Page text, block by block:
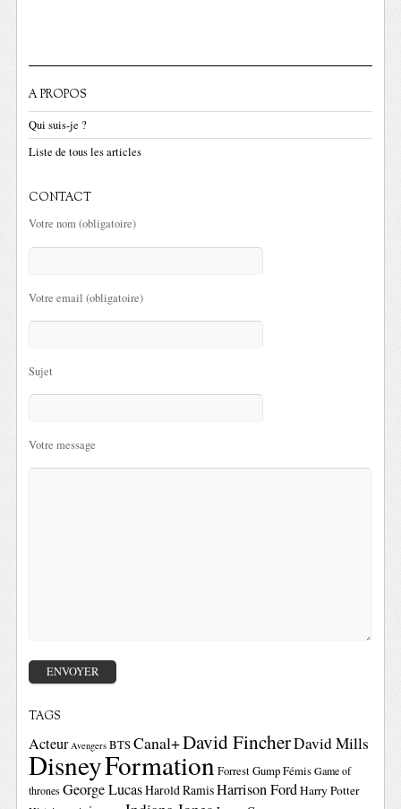
A PROPOS
Qui suis-je ?
Liste de tous les articles
CONTACT
Votre nom (obligatoire)
Votre email (obligatoire)
Sujet
Votre message
TAGS
Acteur Avengers BTSCanal+David FincherDavid Mills
DisneyFormationForrest GumpFémis Game of
thrones George LucasHarold RamisHarrison FordHarry Potter